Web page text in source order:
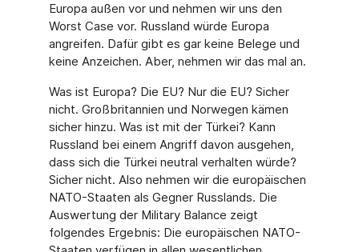
Europa außen vor und nehmen wir uns den
Worst Case vor. Russland würde Europa
angreifen. Dafür gibt es gar keine Belege und
keine Anzeichen. Aber, nehmen wir das mal an.
Was ist Europa? Die EU? Nur die EU? Sicher
nicht. Großbritannien und Norwegen kä­men
sicher hinzu. Was ist mit der Türkei? Kann
Russland bei einem Angriff davon aus­gehen,
dass sich die Türkei neutral verhalten würde?
Sicher nicht. Also nehmen wir die europäischen
NATO-Staaten als Gegner Russlands. Die
Auswertung der Military Balan­ce zeigt
folgendes Ergebnis: Die europäischen NATO-